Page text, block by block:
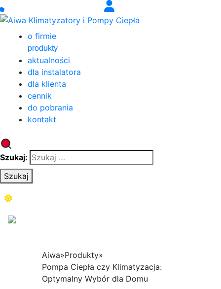
o firmie
produkty
aktualności
dla instalatora
dla klienta
cennik
do pobrania
kontakt
Szukaj:
Szukaj
Aiwa»Produkty»
Pompa Ciepła czy Klimatyzacja:
Optymalny Wybór dla Domu